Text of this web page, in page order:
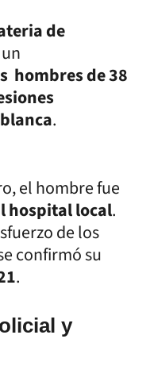
de
hombres de 38
.
el hombre fue
hospital local.
de los
confirmó su
.
y